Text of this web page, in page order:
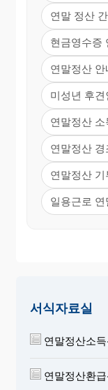
연말 정산
현금영수증
연말정산 안
미성년 후
연말정산 소
연말정산 경
연말정산 기
일용근로 연
서식자료실
연말정산소
연말정산환